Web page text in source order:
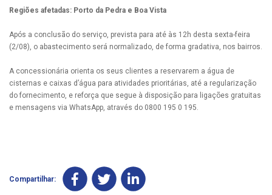
Regiões afetadas: Porto da Pedra e Boa Vista
Após a conclusão do serviço, prevista para até às 12h desta sexta-feira
(2/08), o abastecimento será normalizado, de forma gradativa, nos bairros.
A concessionária orienta os seus clientes a reservarem a água de
cisternas e caixas d’água para atividades prioritárias, até a regularização
do fornecimento, e reforça que segue à disposição para ligações gratuitas
e mensagens via WhatsApp, através do 0800 195 0 195.
Compartilhar: